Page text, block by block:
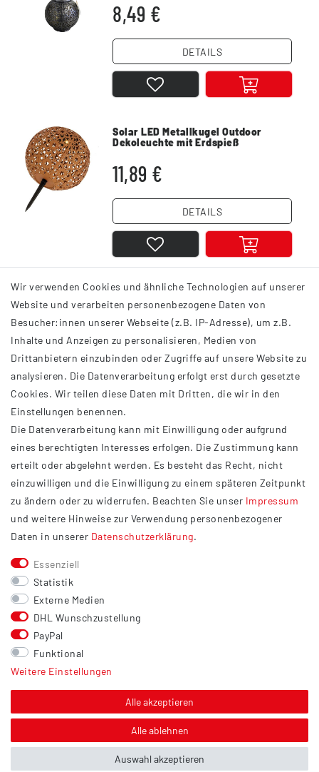
8,49 €
DETAILS
Solar LED Metallkugel Outdoor
Dekoleuchte mit Erdspieß
11,89 €
DETAILS
1 2 3 4
INFORMATIONEN
AGB
Impressum
Datenschutzerklärung
Widerrufsrecht
Barrierefreiheit
Service
Kontakt
Versand
Zahlung
Vertrag widerrufen
Sonstiges
Hinweis zur Entsorgung von Altbatterien & Altöl
Über uns
Wir verwenden Cookies und ähnliche Technologien auf unserer
Website und verarbeiten personenbezogene Daten von
Besucher:innen unserer Webseite (z.B. IP-Adresse), um z.B.
Inhalte und Anzeigen zu personalisieren, Medien von
Drittanbietern einzubinden oder Zugriffe auf unsere Website zu
analysieren. Die Datenverarbeitung erfolgt erst durch gesetzte
Cookies. Wir teilen diese Daten mit Dritten, die wir in den
Einstellungen benennen.
Die Datenverarbeitung kann mit Einwilligung oder aufgrund
eines berechtigten Interesses erfolgen. Die Zustimmung kann
erteilt oder abgelehnt werden. Es besteht das Recht, nicht
einzuwilligen und die Einwilligung zu einem späteren Zeitpunkt
zu ändern oder zu widerrufen. Beachten Sie unser Impressum
und weitere Hinweise zur Verwendung personenbezogener
Daten in unserer Daten­schutz­erklärung.
Essenziell
Statistik
Externe Medien
DHL Wunschzustellung
PayPal
Funktional
Weitere Einstellungen
Alle akzeptieren
Alle ablehnen
Auswahl akzeptieren